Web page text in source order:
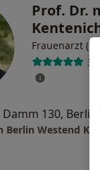
Prof. Dr.
Frauenarzt
130, Berlin